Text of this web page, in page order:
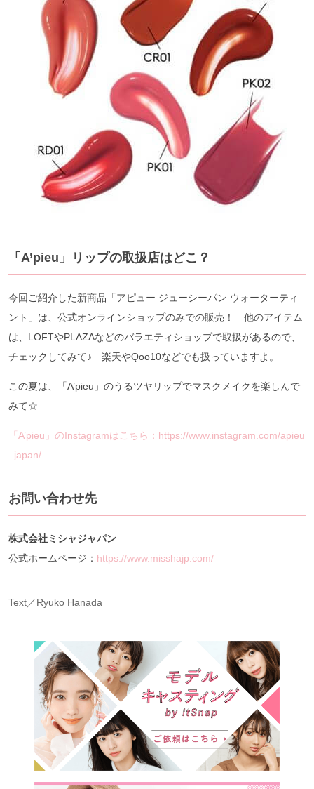
「A’pieu」リップの取扱店はどこ？
今回ご紹介した新商品「アピュー ジューシーパン ウォーターティ
ント」は、公式オンラインショップのみでの販売！ 他のアイテム
は、LOFTやPLAZAなどのバラエティショップで取扱があるので、
チェックしてみて♪ 楽天やQoo10などでも扱っていますよ。
この夏は、「A’pieu」のうるツヤリップでマスクメイクを楽しんで
みて☆
「A’pieu」のInstagramはこちら：https://www.instagram.com/apieu
_japan/
お問い合わせ先
株式会社ミシャジャパン
公式ホームページ： https://www.misshajp.com/
Text／Ryuko Hanada